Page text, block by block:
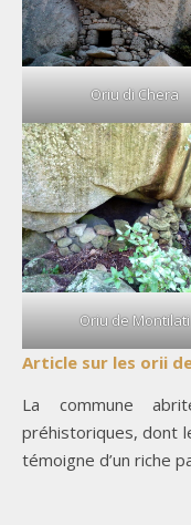
Oriu di Chera
Oriu de Montilati
Article sur les orii
La commune
préhistoriques, dont
témoigne d’un riche